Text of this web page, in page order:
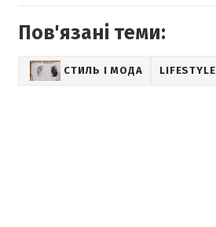
Пов'язані теми:
СТИЛЬ І МОДА LIFESTYLE